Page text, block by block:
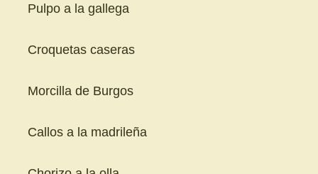
Pulpo a la gallega
Croquetas caseras
Morcilla de Burgos
Callos a la madrileña